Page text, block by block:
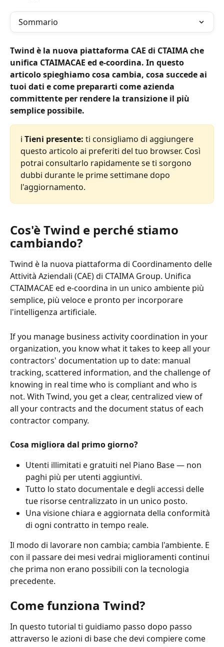
Sommario
Twind è la nuova piattaforma CAE di CTAIMA che
unifica CTAIMACAE ed e-coordina. In questo
articolo spieghiamo cosa cambia, cosa succede ai
tuoi dati e come prepararti come azienda
committente per rendere la transizione il più
semplice possibile.
ℹ️ Tieni presente: ti consigliamo di aggiungere
questo articolo ai preferiti del tuo browser. Così
potrai consultarlo rapidamente se ti sorgono
dubbi durante le prime settimane dopo
l'aggiornamento.
Cos'è Twind e perché stiamo
cambiando?
Twind è la nuova piattaforma di Coordinamento delle
Attività Aziendali (CAE) di CTAIMA Group. Unifica
CTAIMACAE ed e-coordina in un unico ambiente più
semplice, più veloce e pronto per incorporare
l'intelligenza artificiale.
If you manage business activity coordination in your
organization, you know what it takes to keep all your
contractors' documentation up to date: manual
tracking, scattered information, and the challenge of
knowing in real time who is compliant and who is
not. With Twind, you get a clear, centralized view of
all your contracts and the document status of each
contractor company.
Cosa migliora dal primo giorno?
Utenti illimitati e gratuiti nel Piano Base — non
paghi più per utenti aggiuntivi.
Tutto lo stato documentale e degli accessi delle
tue risorse centralizzato in un unico posto.
Una visione chiara e aggiornata della conformità
di ogni contratto in tempo reale.
Il modo di lavorare non cambia; cambia l'ambiente. E
con il passare dei mesi vedrai miglioramenti continui
che prima non erano possibili con la tecnologia
precedente.
Come funziona Twind?
In questo tutorial ti guidiamo passo dopo passo
attraverso le azioni di base che devi compiere come